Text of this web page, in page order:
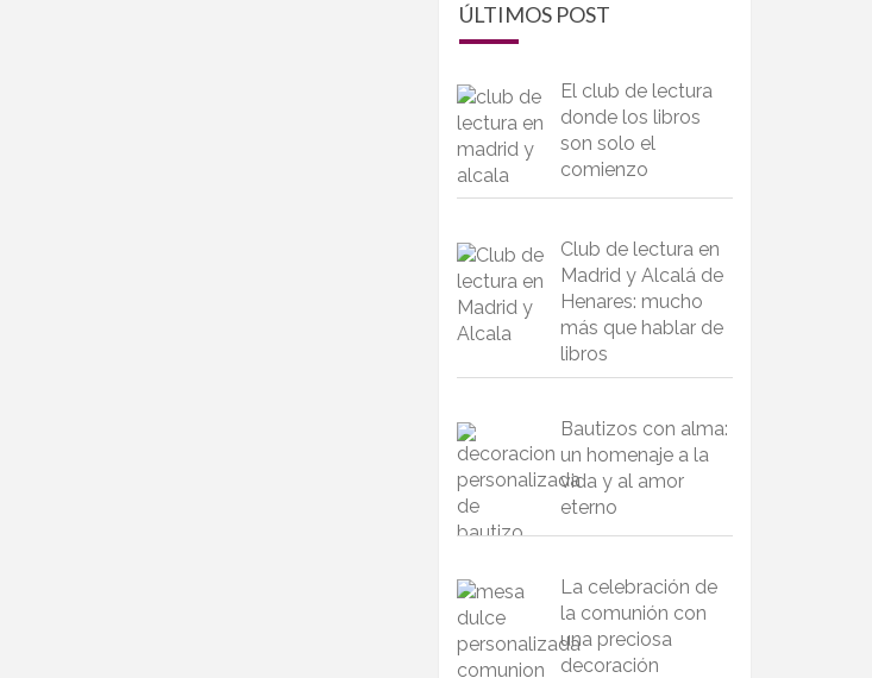
ÚLTIMOS POST
El club de lectura
donde los libros
son solo el
comienzo
Club de lectura en
Madrid y Alcalá de
Henares: mucho
más que hablar de
libros
Bautizos con alma:
un homenaje a la
vida y al amor
eterno
La celebración de
la comunión con
una preciosa
decoración